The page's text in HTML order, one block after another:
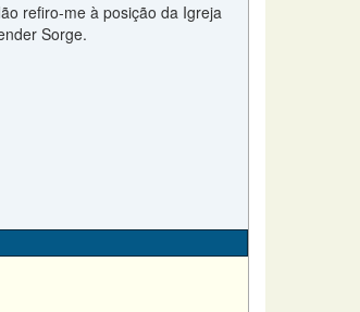
refiro-me à posição da Igreja
Sorge.